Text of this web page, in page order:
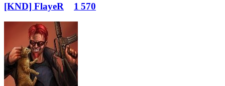
[KND] FlayeR 1 570